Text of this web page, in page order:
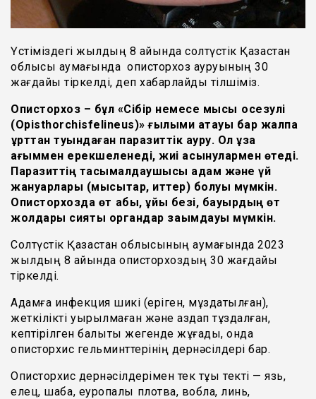
Үстіміздегі жылдың 8 айында солтүстік Қазақстан
облысы аумағында описторхоз ауруының 30
жағдайы тіркелді, деп хабарлайды тілшіміз.
Описторхоз – бұл «Сібір немесе мысық қосезулі
(Opisthorchisfelineus)» ғылыми атауы бар жалпақ
құрттан туындаған паразиттік ауру. Ол ұзақ
ағыммен ерекшеленеді, жиі асқынулармен өтеді.
Паразиттің тасымалдаушысы адам және үй
жануарлары (мысықтар, иттер) болуы мүмкін.
Описторхозда өт қабы, ұйқы безі, бауырдың өт
жолдары сияқты органдар зақымдауы мүмкін.
Солтүстік Қазақстан облысының аумағында 2023
жылдың 8 айында описторхоздың 30 жағдайы
тіркелді.
Адамға инфекция шикі (еріген, мұздатылған),
жеткілікті қуырылмаған және аздап тұздалған,
кептірілген балықты жегенде жұғады, онда
описторхис гельминттерінің дернәсілдері бар.
Описторхис дернәсілдерімен тек тұқы текті — язь,
елец, шабақ, еуропалық плотва, вобла, линь,